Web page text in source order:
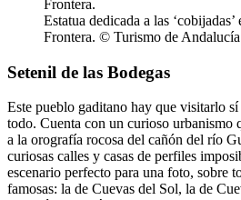
Estatua dedicada a las ‘cobijadas’
Frontera. © Turismo de
Setenil de las Bodegas
Este pueblo gaditano hay que visitarlo
todo. Cuenta con un curioso urbanismo
a la orografía rocosa del cañón del río
curiosas calles y casas de perfiles
escenario perfecto para una foto, sobre
famosas: la de Cuevas del Sol, la de